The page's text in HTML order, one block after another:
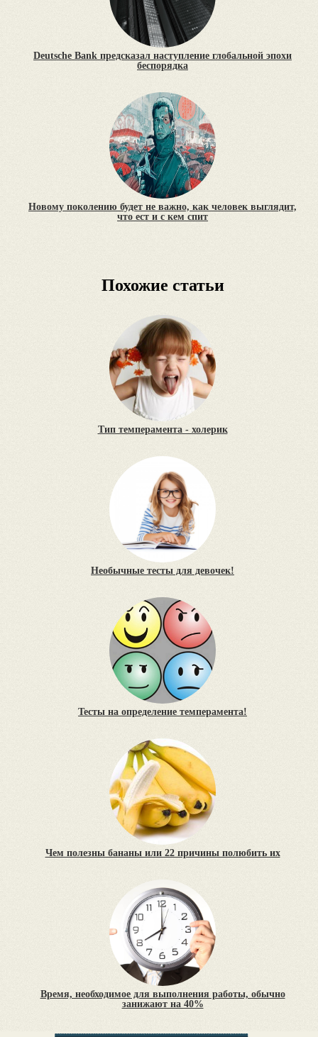
Deutsche Bank предсказал наступление глобальной эпохи
беспорядка
Новому поколению будет не важно, как человек выглядит,
что ест и с кем спит
Похожие статьи
Тип темперамента - холерик
Необычные тесты для девочек!
Тесты на определение темперамента!
Чем полезны бананы или 22 причины полюбить их
Время, необходимое для выполнения работы, обычно
занижают на 40%